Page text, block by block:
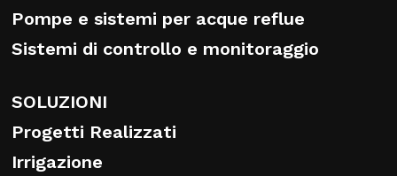
Pompe e sistemi per acque reflue
Sistemi di controllo e monitoraggio
SOLUZIONI
Progetti Realizzati
Irrigazione